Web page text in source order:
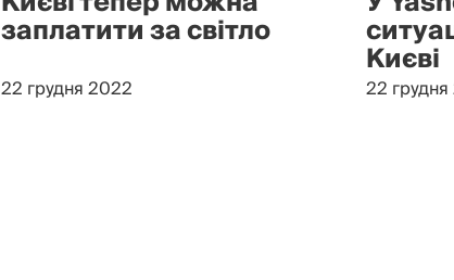
заплатити за світло
22 грудня 2022
Києві
22